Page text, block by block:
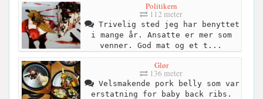
Politikern
112 meter
Trivelig sted jeg har benyttet
i mange år. Ansatte er mer som
venner. God mat og et t...
Glør
136 meter
Velsmakende pork belly som var
erstatning for baby back ribs.